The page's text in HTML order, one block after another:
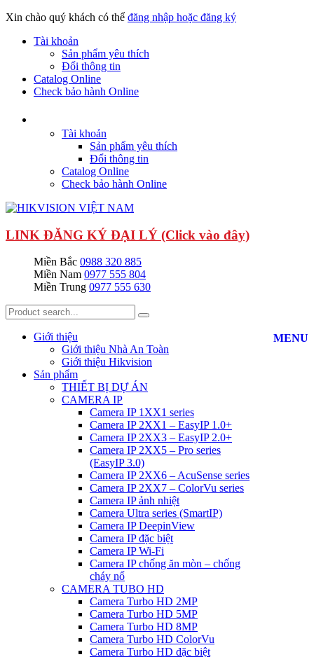
Xin chào quý khách có thể đăng nhập hoặc đăng ký
Tài khoản
Sản phẩm yêu thích
Đổi thông tin
Catalog Online
Check bảo hành Online
Tài khoản
Sản phẩm yêu thích
Đổi thông tin
Catalog Online
Check bảo hành Online
LINK ĐĂNG KÝ ĐẠI LÝ (Click vào đây)
Miền Bắc 0988 320 885
Miền Nam 0977 555 804
Miền Trung 0977 555 630
MENU
Giới thiệu
Giới thiệu Nhà An Toàn
Giới thiệu Hikvision
Sản phẩm
THIẾT BỊ DỰ ÁN
CAMERA IP
Camera IP 1XX1 series
Camera IP 2XX1 – EasyIP 1.0+
Camera IP 2XX3 – EasyIP 2.0+
Camera IP 2XX5 – Pro series
(EasyIP 3.0)
Camera IP 2XX6 – AcuSense series
Camera IP 2XX7 – ColorVu series
Camera IP ảnh nhiệt
Camera Ultra series (SmartIP)
Camera IP DeepinView
Camera IP đặc biệt
Camera IP Wi-Fi
Camera IP chống ăn mòn – chống
cháy nổ
CAMERA TUBO HD
Camera Turbo HD 2MP
Camera Turbo HD 5MP
Camera Turbo HD 8MP
Camera Turbo HD ColorVu
Camera Turbo HD đặc biệt